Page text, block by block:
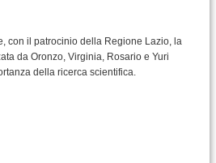
con il patrocinio della Regione Lazio, la
da Oronzo, Virginia, Rosario e Yuri
della ricerca scientifica.